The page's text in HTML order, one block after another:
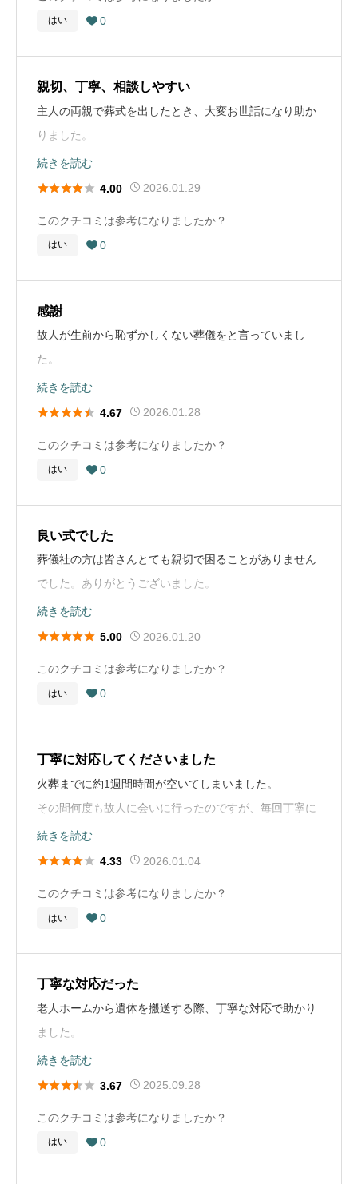
葬儀社も同じお寺を提示してきたので、義姉はお坊さん
無しの葬儀を選択しました。お経がなくても良い式でし
た。信仰がなければその選択もありだと思い、息子には
「私もお坊さん無しで良い」と伝えました。
ませんでした。これはくらしの友の方が「今は半分くら
いの人が戒名をつけません」と言ってくれたので。実際
ませんでした。
お墓に関するコメント
夫が母の合同埋葬施設を気に入っているので、今まだ50
りますが、職員の方に管理してもらい、周りには桜やそ
の他の木々があります。合同埋葬施設なのでいつも誰か
しらがお参りに来るせいか、常に花があります。宗派も
関係ないので私はいつも母が好きだったピンクの花のブ
ーケをお供えします。抽選に外れた場合は兄のように散
葬儀の種類 家族葬
葬儀の料金
しました。告別式後は臨海斎場で火葬を行い、骨上げの
葬儀社選びのアドバイス
葬儀社を選ぶ際は、まず複数社から見積もりを取ること
をお勧めします。私の場合は知人の紹介で1社だけに決
めましたが、比較する余裕があればもっと納得感があっ
ントです。実際に会って話を聞いてみて、信頼できるか
どうかを判断されると良いと思います。
お布施や戒名に関するコメント
お布施は25万円をお渡ししました。戒名は信士号をいた
けていただけたと感じています。お布施の金額について
は親族に相談して決めましたが、相場がわからず少し悩
お寺の墓地にあります。お墓の管理料は年間1万5千円ほ
どです。納骨は四十九日法要に合わせて行いました。お
墓が近くにあるため、定期的にお参りに行くことができ
ています。最近はお墓の維持が大変だという話も聞きま
お葬式の概要
葬儀の場所
葬儀の種類 家族葬
葬儀の料金 92万円
私や家族が誇れるくらい壮大にお見送りしました。
葬儀の流れ
病院でした。ちょうど、この書き込みしている本人の、
葬儀社選びのアドバイス
葬儀は、やはりこれまで故人の関係者がなされた場所を
お布施や戒名に関するコメント
お布施と戒名つけは、その故人の生き様や、これまでの
歩みの成果だとおもっています。お布施はその故人をお
もうお気持ちそのもの、そしてそれにみあった戒名をつ
けていただけると一生心に残るかとおもいますし、故人
お墓に関するコメント
お墓は、正直遠方よりも自宅の近くやいきやすい場所が
よいとおもわれます。いまは遠方にあるため、ちかくに
もっていくことも、残された親族や実の母親とはなして
います。
葬儀の種類 一般葬
葬儀の料金 150万円
はい  0
親切、丁寧、相談しやすい
主人の両親で葬式を出したとき、大変お世話になり助か
りました。
この時は私の父親。積み立てをしておいたので慌てず進
めることができました。
れて良心的でした。
葬儀の流れ
病院→医師の丁寧な対応→電話で葬儀社へ連絡→夜だっ
たため遺体を淵野辺総合斎場へ搬送→打ち合わせの結
式→火葬→会食
葬儀社選びのアドバイス
予算と規模をきめておくのは最低限のこと。疑問は聞く
お勧めです。
お布施や戒名に関するコメント
お寺は菩提寺だったので、金額も多くなく、気持ちで戒
名もつけてくださるお寺なので助かりました。一般に高
額とは聞いています。
嫁ぎ先、実家とも墓はありますが、私は実家の墓に入る
予定で周囲にも言ってあります。最近 墓などではな
く、娘と二人で入りたいと思うようになりました。娘は
独身なので。
お葬式の概要
2017年
葬儀の場所
葬儀の種類 家族葬
葬儀の料金 100万円
続きを読む
 4.00 2026.01.29
このクチコミは参考になりましたか？
はい  0
感謝
故人が生前から恥ずかしくない葬儀をと言っていまし
た。
結果立派な葬儀を出来たし、美意識の高い母にとって湯
灌がとても喜んでくれたのではないかと家族共々喜んで
葬儀の流れ
病院から葬儀場へ直送だったのですが、家族の願いをく
んだくださり、一旦葬儀場で預かって頂きましたが自宅
で一晩過ごせる様に移動の手筈も整えてくださいまし
家族の気持ちきも寄り添ってくださる葬儀社をおすすめ
します。
父が早くに亡くなって、その時にお世話になったお寺さ
んに母の戒名もお願いしました。檀家ではないのです
が、そんな私達の様なパターンにも対応して下さるお寺
さんもあります。 直接お寺さんにらお伺いして相談する
のもありだと思います。
お墓に関するコメント
を大切に思う気持ちを忘れずにと育てられて来ました
が、お墓参りやその他の行事は年々形を変えてきている
と実感しています。 同じ様に子供達に責任をおわせるの
は難しいと思います。先祖のお墓は私達の代で墓じまい
をし、私達の時は形を残さない方法で考えています。
続きを読む
 4.67 2026.01.28
このクチコミは参考になりましたか？
はい  0
良い式でした
葬儀社の方は皆さんとても親切で困ることがありません
でした。ありがとうございました。
唯一、紹介していただいたお寺のお坊さんが良くなく(お
話がよくなかった。お布施を目の前で数えた。お布施の
故人は自宅で息を引き取り、訪問医に死亡診断書を書い
ていただき、故人が契約していたくらしの友に連絡。 自
の相談。
ちらにも深く関わったのですが、兄のほうは若かったこ
ともあり、斎場のことなど全く決めていなかったので、
亡くなった病院と契約している葬儀社を使用。病院と契
約している葬儀社は比較的金額が高かったように思いま
す。(でも葬儀自体は良かったです) 母の葬儀の際に葬儀
社と契約しているお寺のお坊さんが来たのですが、これ
続きを読む
 5.00 2026.01.20
このクチコミは参考になりましたか？
はい  0
丁寧に対応してくださいました
火葬までに約1週間時間が空いてしまいました。
その間何度も故人に会いに行ったのですが、毎回丁寧に
対応してくださり、
最後のひと時を心穏やかな時間に過ごすことができまし
通所していた老人ホームで転倒し、そのまま救急搬送さ
れ、その夜に亡くなりました。 治療しても意識が回復す
一つ一つ丁寧に説明してくださり、質問にもすぐに答え
てくださり安心して進めることができました。
続きを読む
 4.33 2026.01.04
このクチコミは参考になりましたか？
はい  0
丁寧な対応だった
老人ホームから遺体を搬送する際、丁寧な対応で助かり
ました。
通夜振る舞いの食事が良かったです。
火葬場への移動もスムーズに行われました。
せ、通夜、通夜振る舞い、葬儀、告別式、火葬場への移
続きを読む
 3.67 2025.09.28
このクチコミは参考になりましたか？
はい  0